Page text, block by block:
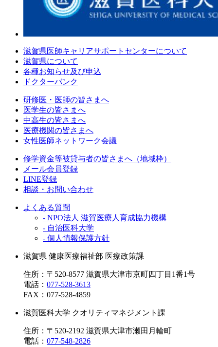
滋賀県医師キャリアサポートセンターについて
滋賀県について
各種お知らせ及び申込
ドクターバンク
研修医・医師の皆さまへ
医学生の皆さまへ
中高生の皆さまへ
医療機関の皆さまへ
女性医師ネットワーク会議
修学資金等被貸与者の皆さまへ（地域枠）
メール会員登録
LINE登録
相談・お問い合わせ
よくある質問
- NPO法人 滋賀医療人育成協力機構
- 自治医科大学
- 個人情報保護方針
滋賀県 健康医療福祉部 医療政策課
住所：〒520-8577 滋賀県大津市京町四丁目1番1号
電話： 077-528-3613
FAX： 077-528-4859
滋賀医科大学 クオリティマネジメント課
住所：〒520-2192 滋賀県大津市瀬田月輪町
電話： 077-548-2826